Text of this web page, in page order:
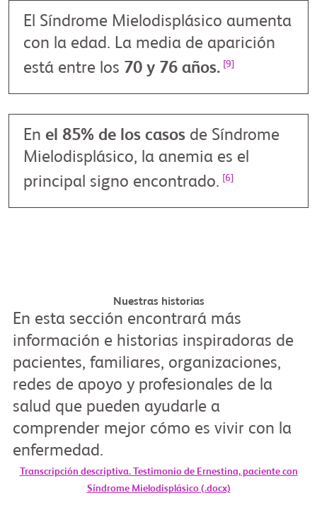
El Síndrome Mielodisplásico aumenta
con la edad. La media de aparición
está entre los 70 y 76 años. [9]
En el 85% de los casos de Síndrome
Mielodisplásico, la anemia es el
principal signo encontrado. [6]
Nuestras historias
En esta sección encontrará más
información e historias inspiradoras de
pacientes, familiares, organizaciones,
redes de apoyo y profesionales de la
salud que pueden ayudarle a
comprender mejor cómo es vivir con la
enfermedad.
Transcripción descriptiva. Testimonio de Ernestina, paciente con
Síndrome Mielodisplásico (.docx)
Play
Video
Testimonial-Sindrome-Mielodisplasico